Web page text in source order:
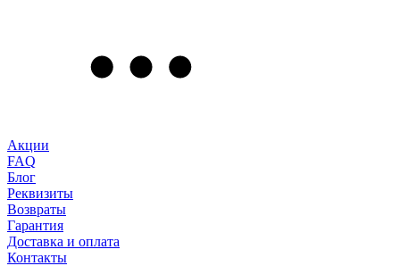
Акции
FAQ
Блог
Реквизиты
Возвраты
Гарантия
Доставка и оплата
Контакты